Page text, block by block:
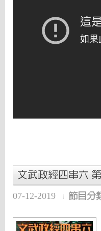
文武政經四串六
07-12-2019 節目分